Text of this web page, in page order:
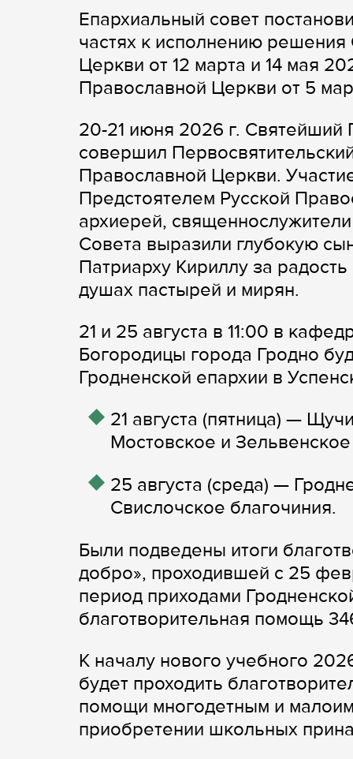
Епархиальный совет
частях к исполнению
Церкви от 12 марта и 14 мая
Православной Церкви от 5
20-21 июня 2026 г. Святейший
совершил
Православной Церкви.
Предстоятелем Русской
архиерей,
Совета выразили глубокую
Патриарху Кириллу за
душах пастырей и мирян.
21 и 25 августа в 11:00 в
Богородицы города Гродно
Гродненской епархии в
21 августа (пятница) —
Мостовское и
25 августа (среда) —
Свислочское благочиния.
Были подведены итоги
добро», проходившей с 25
период приходами
благотворительная помощь
К началу нового учебного
будет проходить
помощи многодетным и
приобретении школьных